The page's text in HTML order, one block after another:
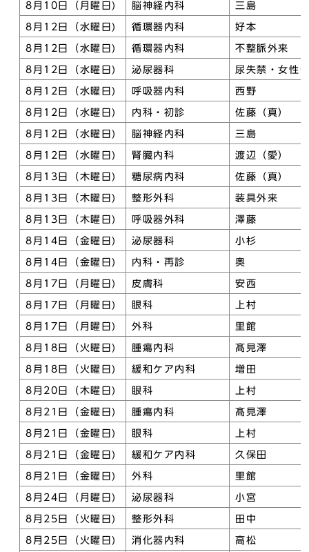
8月10日（月曜日) 脳神経内科 三島
8月12日（水曜日) 循環器内科 好本
8月12日（水曜日) 循環器内科 不整脈外来
8月12日（水曜日) 泌尿器科 尿失禁・女性
8月12日（水曜日) 呼吸器内科 西野
8月12日（水曜日) 内科・初診 佐藤（真）
8月12日（水曜日) 脳神経内科 三島
8月12日（水曜日) 腎臓内科 渡辺（愛）
8月13日（木曜日) 糖尿病内科 佐藤（真）
8月13日（木曜日) 整形外科 装具外来
8月13日（木曜日) 呼吸器外科 澤藤
8月14日（金曜日) 泌尿器科 小杉
8月14日（金曜日) 内科・再診 奥
8月17日（月曜日) 皮膚科 安西
8月17日（月曜日) 眼科 上村
8月17日（月曜日) 外科 里館
8月18日（火曜日) 腫瘍内科 髙見澤
8月18日（火曜日) 緩和ケア内科 増田
8月20日（木曜日) 眼科 上村
8月21日（金曜日) 腫瘍内科 髙見澤
8月21日（金曜日) 眼科 上村
8月21日（金曜日) 緩和ケア内科 久保田
8月21日（金曜日) 外科 里館
8月24日（月曜日) 泌尿器科 小宮
8月25日（火曜日) 整形外科 田中
8月25日（火曜日) 消化器内科 高松